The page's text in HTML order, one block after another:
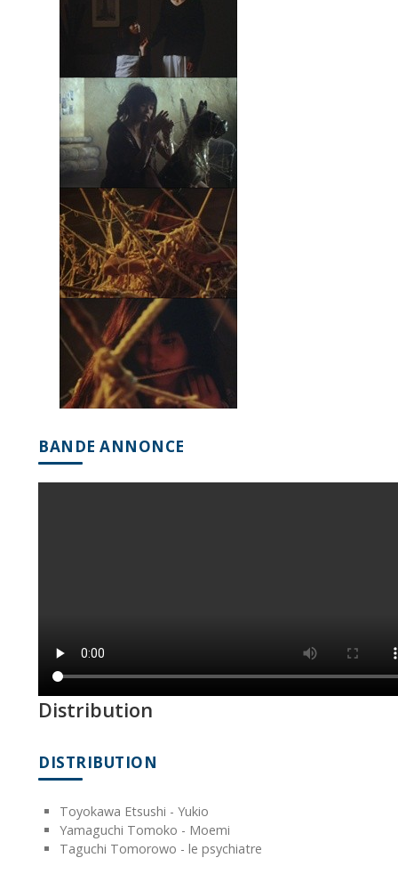
BANDE ANNONCE
Distribution
DISTRIBUTION
Toyokawa Etsushi - Yukio
Yamaguchi Tomoko - Moemi
Taguchi Tomorowo - le psychiatre